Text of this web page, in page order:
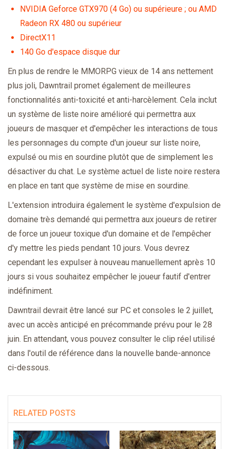
NVIDIA Geforce GTX970 (4 Go) ou supérieure ; ou AMD
Radeon RX 480 ou supérieur
DirectX11
140 Go d'espace disque dur
En plus de rendre le MMORPG vieux de 14 ans nettement
plus joli, Dawntrail promet également de meilleures
fonctionnalités anti-toxicité et anti-harcèlement. Cela inclut
un système de liste noire amélioré qui permettra aux
joueurs de masquer et d'empêcher les interactions de tous
les personnages du compte d'un joueur sur liste noire,
expulsé ou mis en sourdine plutôt que de simplement les
désactiver du chat. Le système actuel de liste noire restera
en place en tant que système de mise en sourdine.
L'extension introduira également le système d'expulsion de
domaine très demandé qui permettra aux joueurs de retirer
de force un joueur toxique d'un domaine et de l'empêcher
d'y mettre les pieds pendant 10 jours. Vous devrez
cependant les expulser à nouveau manuellement après 10
jours si vous souhaitez empêcher le joueur fautif d'entrer
indéfiniment.
Dawntrail devrait être lancé sur PC et consoles le 2 juillet,
avec un accès anticipé en précommande prévu pour le 28
juin. En attendant, vous pouvez consulter le clip réel utilisé
dans l'outil de référence dans la nouvelle bande-annonce
ci-dessous.
RELATED POSTS